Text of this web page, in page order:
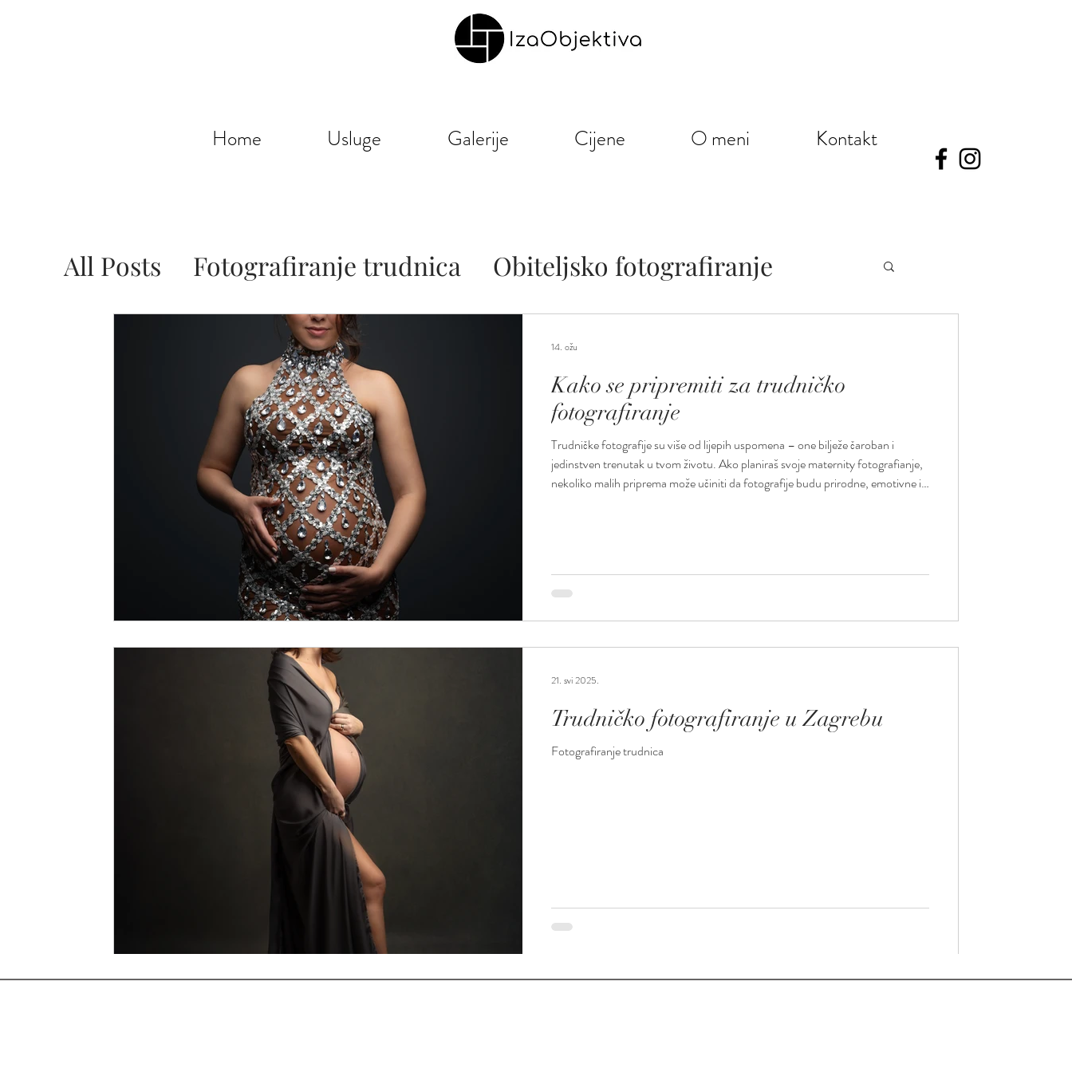
Home Usluge Galerije Cijene O meni Kontakt
All Posts Fotografiranje trudnica
Obiteljsko fotografiranje
Poslovno fotografiranje
Kako se pripremiti za trudničko
fotografiranje
Trudničke fotografije su više od lijepih uspomena – one bilježe čaroban i
jedinstven trenutak u tvom životu. Ako planiraš svoje maternity fotografianje,
nekoliko malih priprema može učiniti da fotografije budu prirodne, emotivne i
14. ožu
Trudničko fotografiranje u Zagrebu
Fotografiranje trudnica
21. svi 2025.